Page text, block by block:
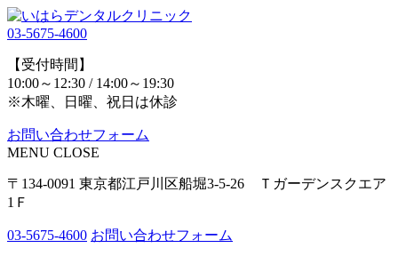
03-5675-4600
【受付時間】
10:00～12:30 / 14:00～19:30
※木曜、日曜、祝日は休診
お問い合わせフォーム
MENU CLOSE
〒134-0091 東京都江戸川区船堀3-5-26 Ｔガーデンスクエア
1Ｆ
03-5675-4600 お問い合わせフォーム